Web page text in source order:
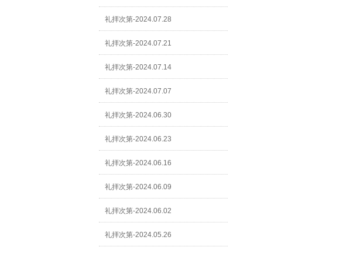
礼拝次第-2024.07.28
礼拝次第-2024.07.21
礼拝次第-2024.07.14
礼拝次第-2024.07.07
礼拝次第-2024.06.30
礼拝次第-2024.06.23
礼拝次第-2024.06.16
礼拝次第-2024.06.09
礼拝次第-2024.06.02
礼拝次第-2024.05.26